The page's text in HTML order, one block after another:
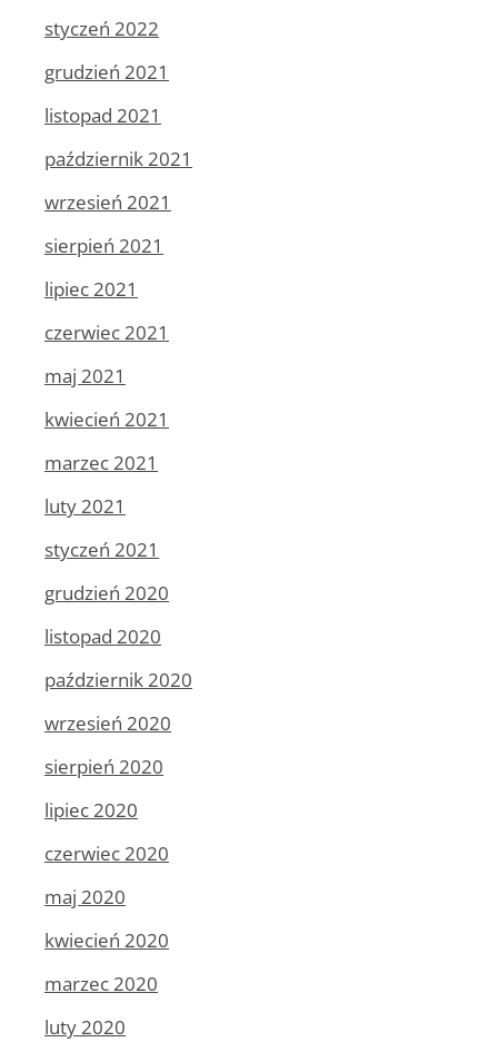
styczeń 2022
grudzień 2021
listopad 2021
październik 2021
wrzesień 2021
sierpień 2021
lipiec 2021
czerwiec 2021
maj 2021
kwiecień 2021
marzec 2021
luty 2021
styczeń 2021
grudzień 2020
listopad 2020
październik 2020
wrzesień 2020
sierpień 2020
lipiec 2020
czerwiec 2020
maj 2020
kwiecień 2020
marzec 2020
luty 2020